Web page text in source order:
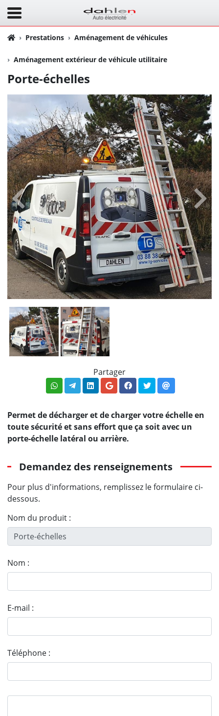
Prestations Aménagement de véhicules
Aménagement extérieur de véhicule utilitaire
Porte-échelles
Partager
Permet de décharger et de charger votre échelle en
toute sécurité et sans effort que ça soit avec un
porte-échelle latéral ou arrière.
Demandez des renseignements
Pour plus d'informations, remplissez le formulaire ci-
dessous.
Nom du produit :
Nom :
E-mail :
Téléphone :